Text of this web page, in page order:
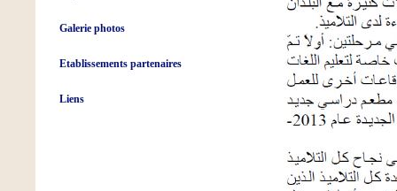
Galerie photos
Etablissements partenaires
Liens